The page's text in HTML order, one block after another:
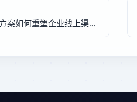
B2B/B2C电子商务解决方案如何重塑企业线上渠道？2026年全栈开发实践